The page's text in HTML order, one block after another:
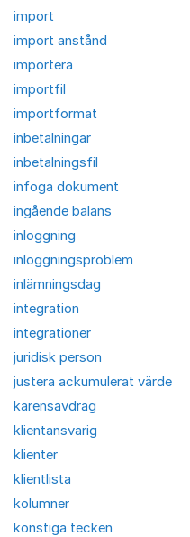
import
import anstånd
importera
importfil
importformat
inbetalningar
inbetalningsfil
infoga dokument
ingående balans
inloggning
inloggningsproblem
inlämningsdag
integration
integrationer
juridisk person
justera ackumulerat värde
karensavdrag
klientansvarig
klienter
klientlista
kolumner
konstiga tecken